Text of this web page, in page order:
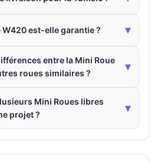
W420 est-elle garantie ? ▾
entre la Mini Roue
roues similaires ?
▾
Mini Roues libres
projet ?
▾